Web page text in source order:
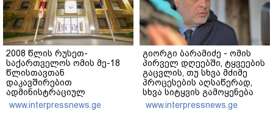
2008 წლის რუსეთ-
საქართველოს ომის მე-18
წლისთავთან
დაკავშირებით
ადმინისტრაციულ
შენობებზე სახელმწიფო
დროშები დაეშვა
www.interpressnews.ge
გიორგი ბარამიძე - ომის
პირველ დღეებში, ტყვეების
გაცვლის, თუ სხვა მძიმე
პროცესების აღსაწერად,
სხვა სიტყვის გამოყენება
აჯობებდა - არასდროს
მითქვამს, რომ ჩვენები
www.interpressnews.ge